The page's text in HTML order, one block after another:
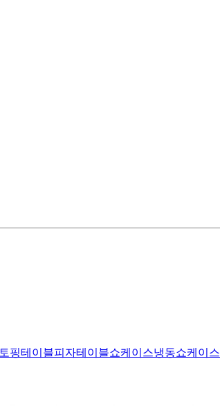
토핑테이블피자테이블쇼케이스냉동쇼케이스